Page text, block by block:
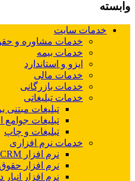
سایت
خدمات مشاوره و حقوقی
خدمات بیمه
ایزو و استاندارد
خدمات مالی
خدمات بازرگانی
خدمات تبلیغاتی
تبلیغات مبتنی بر وب
تبلیغات جوامع اجتماعی
تبلیغات و چاپ
خدمات نرم افزاری
نرم افزار CRM
نرم افزار حقوق و دستمزد
نرم افزار انبار داری